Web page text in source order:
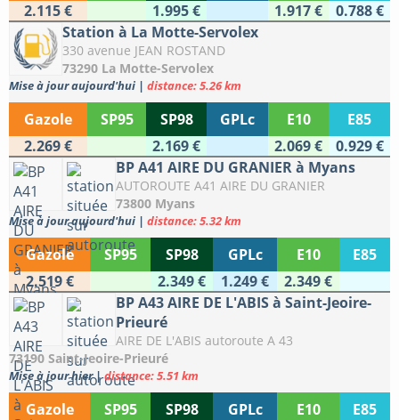
2.115 €
1.995 € 1.917 €
0.788 €
Station à La Motte-Servolex
330 avenue JEAN ROSTAND
73290 La Motte-Servolex
Mise à jour aujourd'hui | distance: 5.26 km
Gazole SP95 SP98 GPLc E10
E85
2.269 €
2.169 € 2.069 €
0.929 €
BP A41 AIRE DU GRANIER à Myans
AUTOROUTE A41 AIRE DU GRANIER
73800 Myans
Mise à jour aujourd'hui | distance: 5.32 km
Gazole SP95 SP98 GPLc E10
E85
2.519 €
2.349 € 1.249 €
2.349 €
BP A43 AIRE DE L'ABIS à Saint-Jeoire-
Prieuré
AIRE DE L'ABIS autoroute A 43
73190 Saint-Jeoire-Prieuré
Mise à jour hier|distance: 5.51 km
Gazole SP95 SP98 GPLc E10 E85